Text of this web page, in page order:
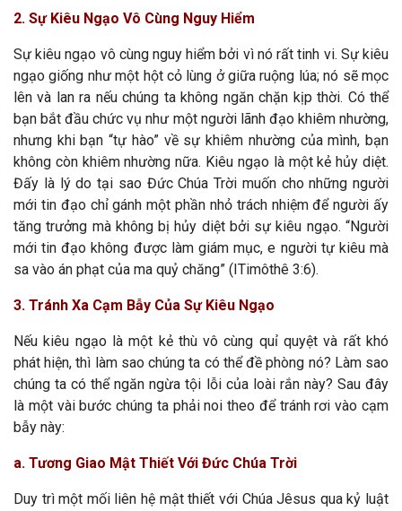
2. Sự Kiêu Ngạo Vô Cùng Nguy Hiểm
Sự kiêu ngạo vô cùng nguy hiểm bởi vì nó rất tinh vi. Sự kiêu
ngạo giống như một hột cỏ lùng ở giữa ruộng lúa; nó sẽ mọc
lên và lan ra nếu chúng ta không ngăn chặn kịp thời. Có thể
bạn bắt đầu chức vụ như một người lãnh đạo khiêm nhường,
nhưng khi bạn “tự hào” về sự khiêm nhường của mình, bạn
không còn khiêm nhường nữa. Kiêu ngạo là một kẻ hủy diệt.
Đấy là lý do tại sao Đức Chúa Trời muốn cho những người
mới tin đạo chỉ gánh một phần nhỏ trách nhiệm để người ấy
tăng trưởng mà không bị hủy diệt bởi sự kiêu ngạo. “Người
mới tin đạo không được làm giám mục, e người tự kiêu mà
sa vào án phạt của ma quỷ chăng” (ITimôthê 3:6).
3. Tránh Xa Cạm Bẫy Của Sự Kiêu Ngạo
Nếu kiêu ngạo là một kẻ thù vô cùng quỉ quyệt và rất khó
phát hiện, thì làm sao chúng ta có thể đề phòng nó? Làm sao
chúng ta có thể ngăn ngừa tội lỗi của loài rắn này? Sau đây
là một vài bước chúng ta phải noi theo để tránh rơi vào cạm
bẫy này:
a. Tương Giao Mật Thiết Với Đức Chúa Trời
Duy trì một mối liên hệ mật thiết với Chúa Jêsus qua kỷ luật